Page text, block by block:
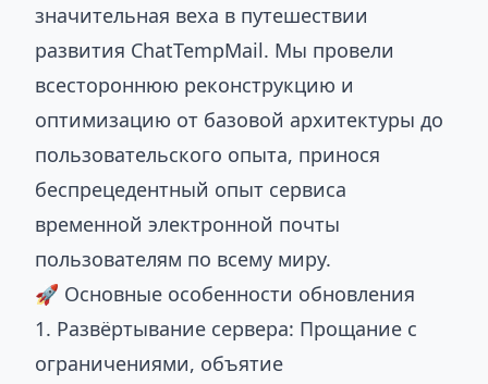
значительная веха в путешествии
развития ChatTempMail. Мы провели
всестороннюю реконструкцию и
оптимизацию от базовой архитектуры до
пользовательского опыта, принося
беспрецедентный опыт сервиса
временной электронной почты
пользователям по всему миру.
🚀 Основные особенности обновления
1. Развёртывание сервера: Прощание с
ограничениями, объятие